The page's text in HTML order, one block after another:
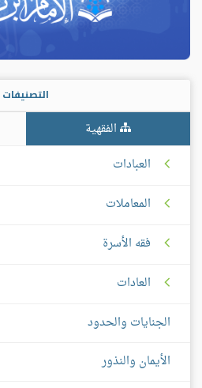
التصنيفات
الفقهية
العبادات
المعاملات
فقه الأسرة
العادات
الجنايات والحدود
الأيمان والنذور